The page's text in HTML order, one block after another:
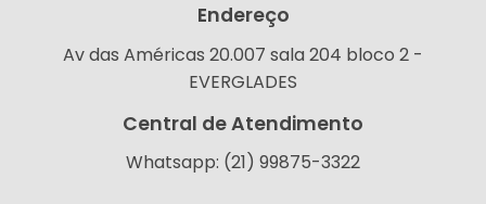
Endereço
Av das Américas 20.007 sala 204 bloco 2 -
EVERGLADES
Central de Atendimento
Whatsapp: (21) 99875-3322